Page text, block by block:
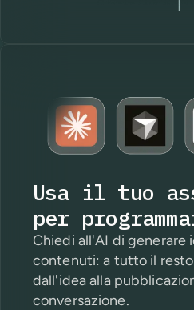
Usa il tuo
per
Chiedi all'AI di generare
contenuti: a tutto il
dall'idea alla
conversazione.